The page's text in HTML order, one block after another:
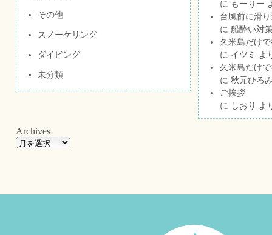
その他
スノーケリング
ダイビング
未分類
に もーりー
台風前に滑
に 船酔い対
久米島だけ
に イツミ
よ
久米島だけ
に 秋元ひろ
ご挨拶
に しおり よ
Archives